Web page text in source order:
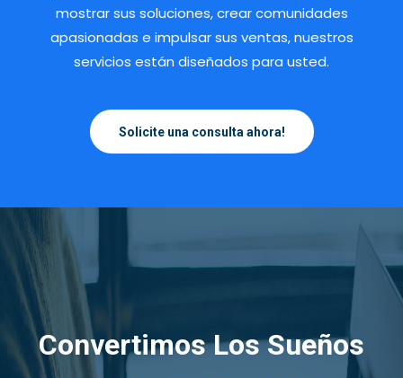
mostrar sus soluciones, crear comunidades
apasionadas e impulsar sus ventas, nuestros
servicios están diseñados para usted.
Solicite una consulta ahora!
Convertimos Los Sueños